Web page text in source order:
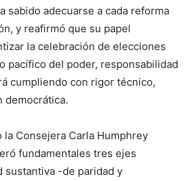
sabido adecuarse a cada reforma
y reafirmó que su papel
la celebración de elecciones
pacífico del poder, responsabilidad
cumpliendo con rigor técnico,
democrática.
la Consejera Carla Humphrey
fundamentales tres ejes
sustantiva -de paridad y